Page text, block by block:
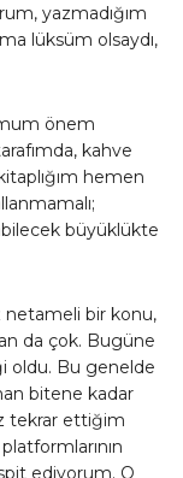
yazmadığım
lüksüm olsaydı,
önem
kahve
hemen
büyüklükte
bir konu,
da çok. Bugüne
oldu. Bu genelde
bitene kadar
tekrar ettiğim
ediyorum. O